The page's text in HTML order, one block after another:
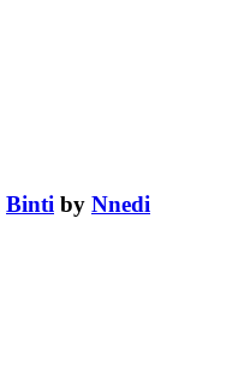
Binti by Nnedi